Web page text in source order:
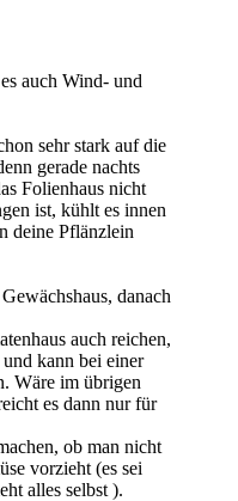
auch Wind- und
sehr stark auf die
gerade nachts
Folienhaus nicht
ist, kühlt es innen
deine Pflänzlein
danach
auch reichen,
kann bei einer
Wäre im übrigen
es dann nur für
ob man nicht
vorzieht (es sei
alles selbst ).